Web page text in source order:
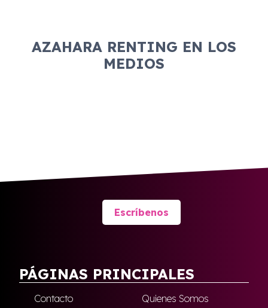
AZAHARA RENTING EN LOS
MEDIOS
Escríbenos
PÁGINAS PRINCIPALES
Contacto
Quienes Somos